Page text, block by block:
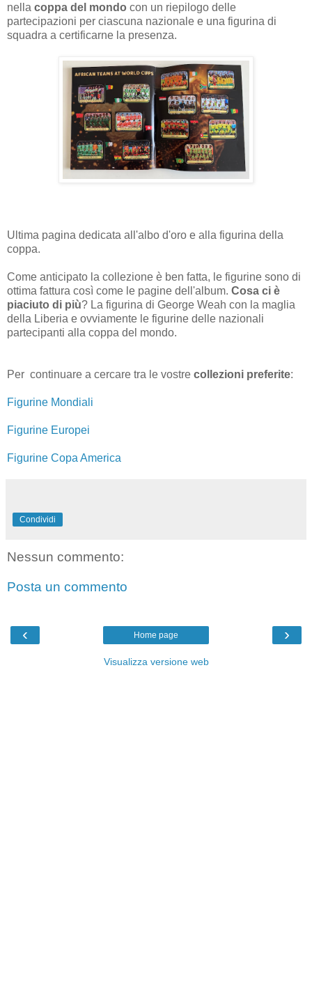
nella coppa del mondo con un riepilogo delle
partecipazioni per ciascuna nazionale e una figurina di
squadra a certificarne la presenza.
Ultima pagina dedicata all'albo d'oro e alla figurina della
coppa.
Come anticipato la collezione è ben fatta, le figurine sono di
ottima fattura così come le pagine dell'album. Cosa ci è
piaciuto di più? La figurina di George Weah con la maglia
della Liberia e ovviamente le figurine delle nazionali
partecipanti alla coppa del mondo.
Per continuare a cercare tra le vostre collezioni preferite:
Figurine Mondiali
Figurine Europei
Figurine Copa America
Condividi
Nessun commento:
Posta un commento
‹ ›
Home page
Visualizza versione web